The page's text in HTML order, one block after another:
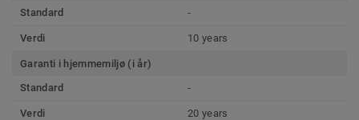
Standard
-
Verdi 10 years
Garanti i hjemmemiljø (i år)
Standard
-
Verdi 20 years